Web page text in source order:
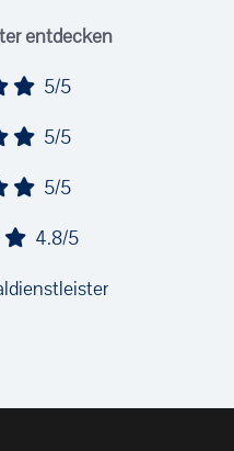
entdecken
5/5
5/5
5/5
4.8/5